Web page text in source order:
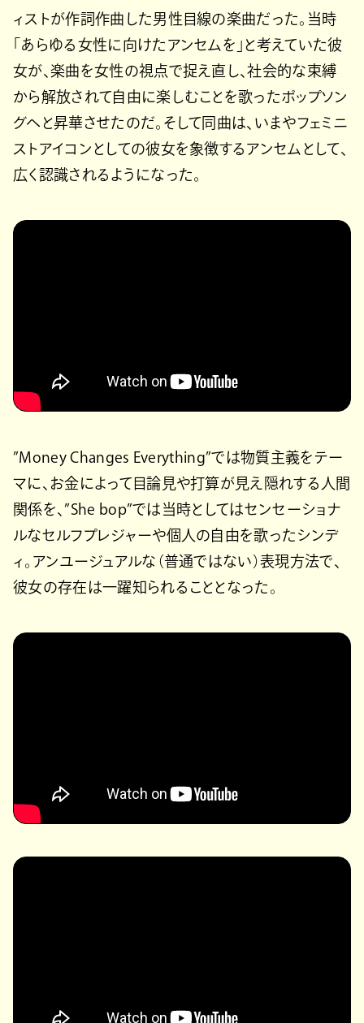
ィストが作詞作曲した男性目線の楽曲だった。当時
「あらゆる女性に向けたアンセムを」と考えていた彼
女が、楽曲を女性の視点で捉え直し、社会的な束縛
から解放されて自由に楽しむことを歌ったポップソン
グへと昇華させたのだ。そして同曲は、いまやフェミニ
ストアイコンとしての彼女を象徴するアンセムとして、
広く認識されるようになった。
”Money Changes Everything”では物質主義をテー
マに、お金によって目論見や打算が見え隠れする人間
関係を、”She bop”では当時としてはセンセーショナ
ルなセルフプレジャーや個人の自由を歌ったシンデ
ィ。アンユージュアルな（普通ではない）表現方法で、
彼女の存在は一躍知られることとなった。